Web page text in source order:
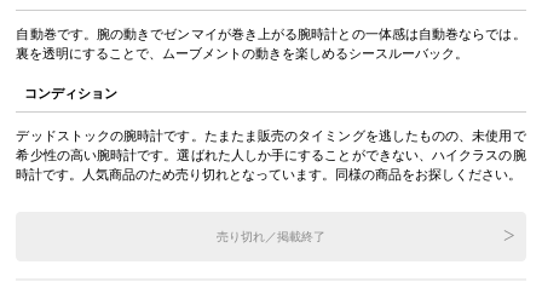
自動巻です。腕の動きでゼンマイが巻き上がる腕時計との一体感は自動巻ならでは。
裏を透明にすることで、ムーブメントの動きを楽しめるシースルーバック。
コンディション
デッドストックの腕時計です。たまたま販売のタイミングを逃したものの、未使用で
希少性の高い腕時計です。選ばれた人しか手にすることができない、ハイクラスの腕
時計です。人気商品のため売り切れとなっています。同様の商品をお探しください。
売り切れ／掲載終了